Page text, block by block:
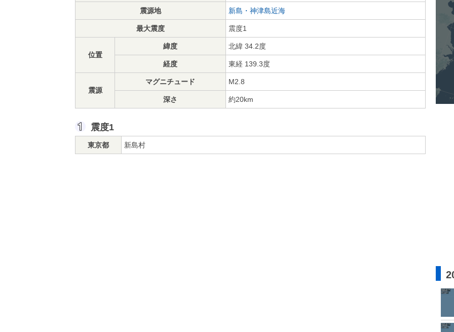
震源地 新島・神津島近海
最大震度 震度1
位置
緯度 北緯 34.2度
経度 東経 139.3度
震源
マグニチュード M2.8
深さ 約20km
震度1
東京都 新島村